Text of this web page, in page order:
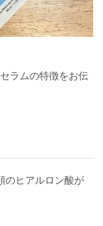
ラムの特徴をお伝
のヒアルロン酸が